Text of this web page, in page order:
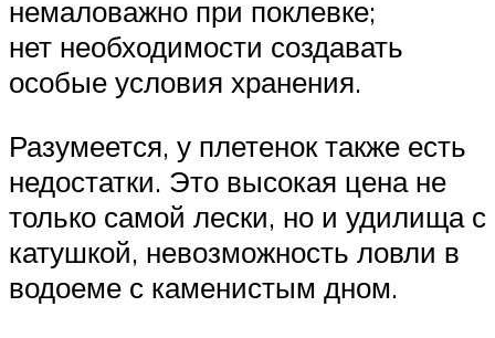
немаловажно при поклевке;
нет необходимости создавать
особые условия хранения.
Разумеется, у плетенок также есть
недостатки. Это высокая цена не
только самой лески, но и удилища с
катушкой, невозможность ловли в
водоеме с каменистым дном.